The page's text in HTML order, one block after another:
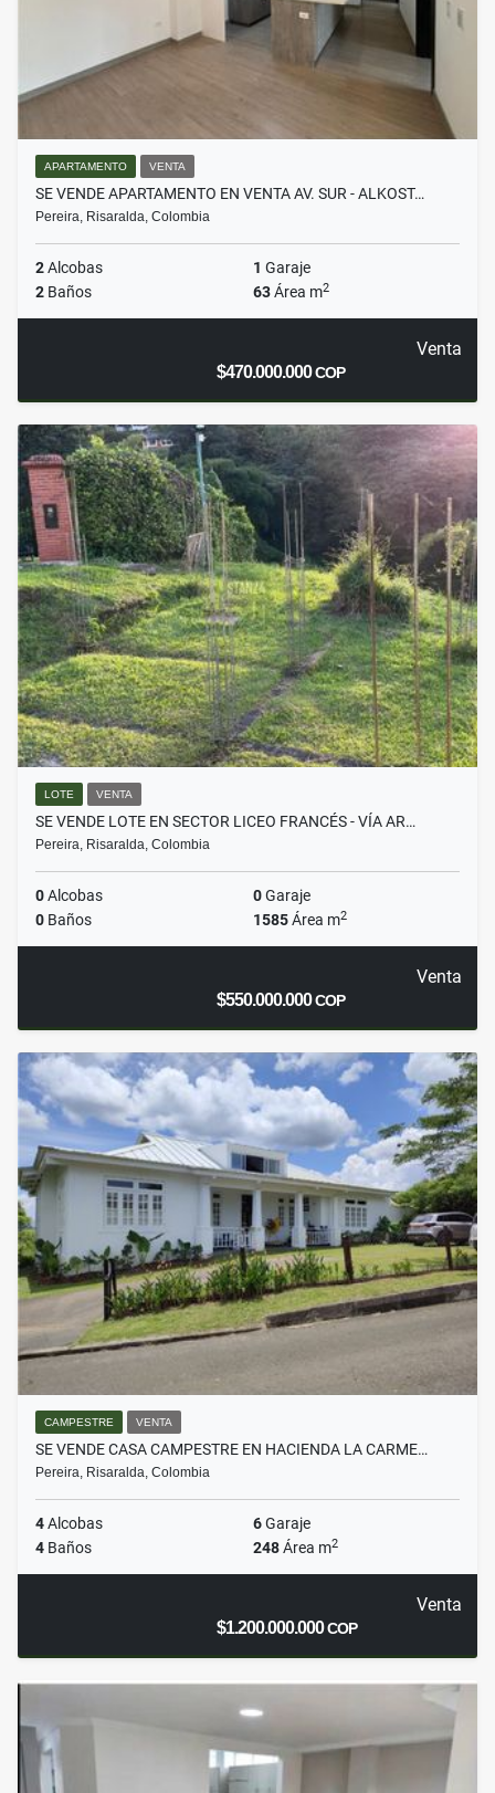
APARTAMENTO VENTA
SE VENDE APARTAMENTO EN VENTA AV. SUR - ALKOST…
Pereira, Risaralda, Colombia
2Alcobas 1 Garaje
2 Baños 63Área m2
Venta
$470.000.000COP
LOTE VENTA
SE VENDE LOTE EN SECTOR LICEO FRANCÉS - VÍA AR…
Pereira, Risaralda, Colombia
0Alcobas 0Garaje
0 Baños 1585Área m2
Venta
$550.000.000COP
CAMPESTRE VENTA
SE VENDE CASA CAMPESTRE EN HACIENDA LA CARME…
Pereira, Risaralda, Colombia
4Alcobas 6Garaje
4 Baños 248Área m2
Venta
$1.200.000.000COP